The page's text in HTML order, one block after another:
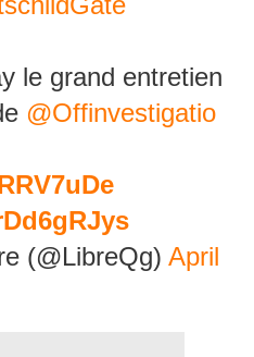
le grand entretien
@Offinvestigatio
(@LibreQg) April